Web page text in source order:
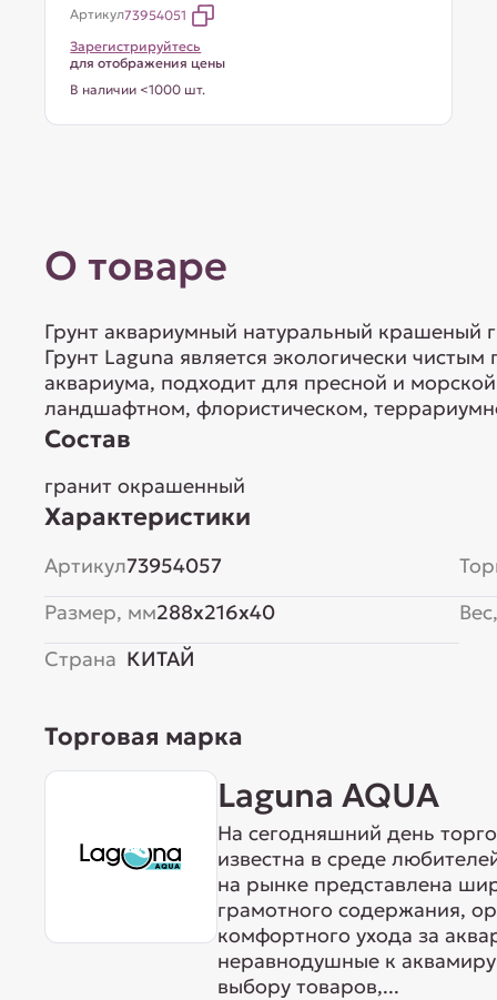
Артикул73954051
Зарегистрируйтесь
для отображения цены
В наличии <1000 шт.
О товаре
Грунт аквариумный натуральный крашеный
Грунт Laguna является экологически
аквариума, подходит для пресной и
ландшафтном, флористическом,
Состав
гранит окрашенный
Характеристики
Артикул73954057
Размер, мм288x216x40
Страна КИТАЙ
Торговая марка
Laguna AQUA
На сегодняшний день
известна в среде
на рынке представлена
грамотного содержания,
комфортного ухода за
неравнодушные к
выбору товаров,...